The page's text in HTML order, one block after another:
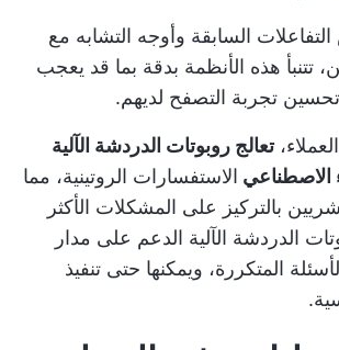
السابقة وأوجه التشابه مع
تتنبأ هذه الأنظمة بدقة بما قد يعجب
تحسين تجربة التصفح لديهم.
تعالج روبوتات الدردشة الآلية
الاصطناعي الاستفسارات الروتينية، مما
بالتركيز على المشكلات الأكثر
الدردشة الآلية الدعم على مدار
المتكررة، ويمكنها حتى تنفيذ